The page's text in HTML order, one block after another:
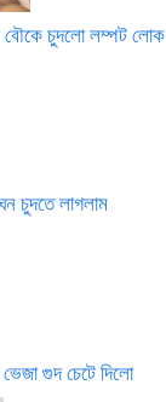
বৌকে চুদলো লম্পট লোক
চুদতে লাগলাম
গুদ চেটে দিলো